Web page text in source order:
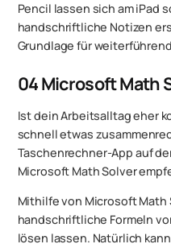
Pencil lassen sich am iPad
handschriftliche Notizen
Grundlage für
04Microsoft Math
Ist dein Arbeitsalltag eher
schnell etwas
Taschenrechner-App auf
Microsoft Math Solver
Mithilfe von ‎Microsoft
handschriftliche Formeln
lösen lassen. Natürlich